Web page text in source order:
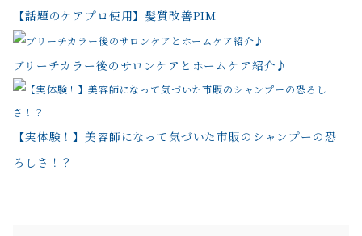
【話題のケアプロ使用】髪質改善PIM
ブリーチカラー後のサロンケアとホームケア紹介♪
【実体験！】美容師になって気づいた市販のシャンプーの恐
ろしさ！？